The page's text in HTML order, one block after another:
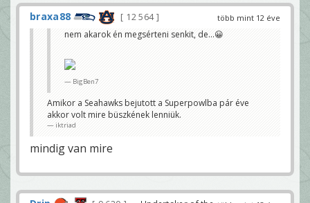
több mint 12 éve
braxa88
12 564
nem akarok én megsérteni senkit, de...😀
BigBen7
Amikor a Seahawks bejutott a Superpowlba pár éve
akkor volt mire büszkének lenniük.
iktriad
mindig van mire